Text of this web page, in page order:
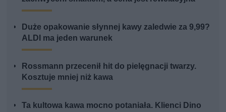
Duże opakowanie słynnej kawy zaledwie za 9,99?
ALDI ma jeden warunek
Rossmann przecenił hit do pielęgnacji twarzy.
Kosztuje mniej niż kawa
Ta kultowa kawa mocno potaniała. Klienci Dino